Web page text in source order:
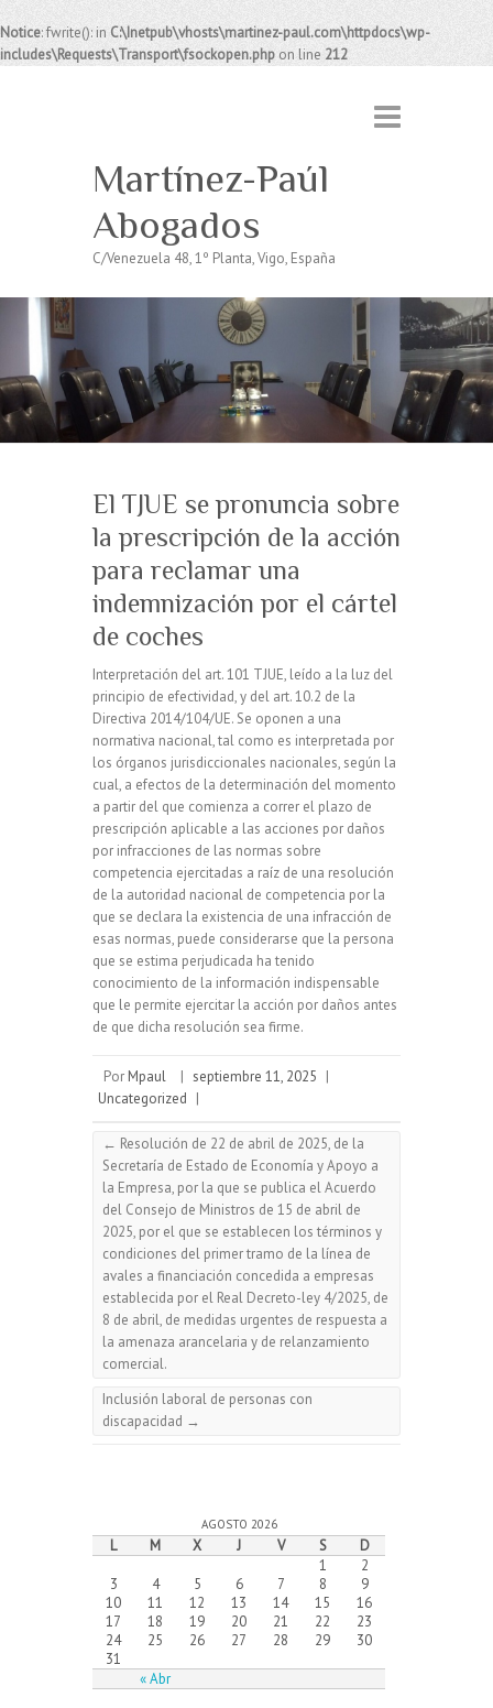
Notice: fwrite(): in C:\Inetpub\vhosts\martinez-paul.com\httpdocs\wp-
includes\Requests\Transport\fsockopen.php on line 212
Martínez-Paúl
Abogados
C/Venezuela 48, 1º Planta, Vigo, España
El TJUE se pronuncia sobre
la prescripción de la acción
para reclamar una
indemnización por el cártel
de coches
Interpretación del art. 101 TJUE, leído a la luz del
principio de efectividad, y del art. 10.2 de la
Directiva 2014/104/UE. Se oponen a una
normativa nacional, tal como es interpretada por
los órganos jurisdiccionales nacionales, según la
cual, a efectos de la determinación del momento
a partir del que comienza a correr el plazo de
prescripción aplicable a las acciones por daños
por infracciones de las normas sobre
competencia ejercitadas a raíz de una resolución
de la autoridad nacional de competencia por la
que se declara la existencia de una infracción de
esas normas, puede considerarse que la persona
que se estima perjudicada ha tenido
conocimiento de la información indispensable
que le permite ejercitar la acción por daños antes
de que dicha resolución sea firme.
Por Mpaul | septiembre 11, 2025 |
Uncategorized |
← Resolución de 22 de abril de 2025, de la
Secretaría de Estado de Economía y Apoyo a
la Empresa, por la que se publica el Acuerdo
del Consejo de Ministros de 15 de abril de
2025, por el que se establecen los términos y
condiciones del primer tramo de la línea de
avales a financiación concedida a empresas
establecida por el Real Decreto-ley 4/2025, de
8 de abril, de medidas urgentes de respuesta a
la amenaza arancelaria y de relanzamiento
comercial.
Inclusión laboral de personas con
discapacidad →
AGOSTO 2026
L M X J V S D
« Abr
1
2
3
4 5 6 7 8
9
10
11 12 13 14 15
16
17
18 19 20 21 22
23
24
25 26 27 28 29
30
31